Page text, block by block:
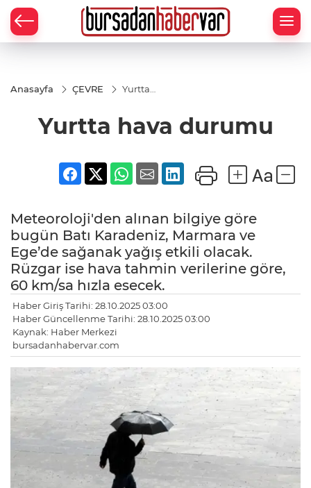
Anasayfa ÇEVRE
Yurtta
Yurtta hava durumu
Meteoroloji'den alınan bilgiye göre
bugün Batı Karadeniz, Marmara ve
Ege’de sağanak yağış etkili olacak.
Rüzgar ise hava tahmin verilerine göre,
60 km/sa hızla esecek.
Haber Giriş Tarihi: 28.10.2025 03:00
Haber Güncellenme Tarihi: 28.10.2025 03:00
Kaynak: Haber Merkezi
bursadanhabervar.com